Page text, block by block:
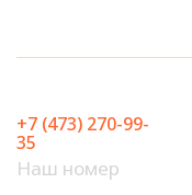
+7 (473) 270-99-
35
Наш номер